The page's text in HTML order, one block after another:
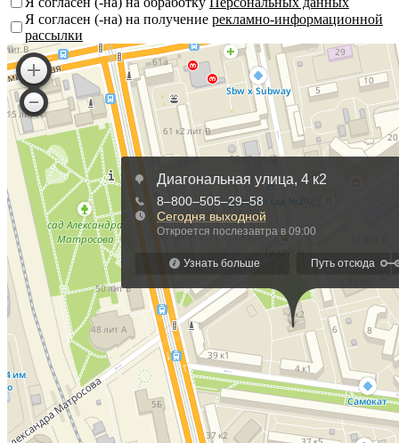
Я согласен (-на) на получение рекламно-информационной
рассылки